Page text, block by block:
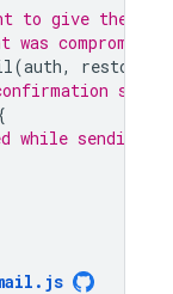
to give the
(auth,
while sending
. js